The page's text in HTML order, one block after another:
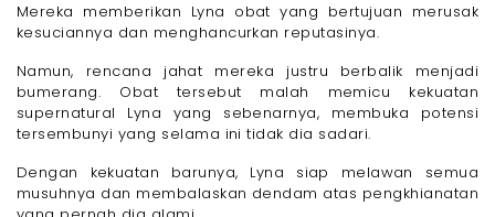
Mereka memberikan Lyna obat yang bertujuan merusak
kesuciannya dan menghancurkan reputasinya.
Namun, rencana jahat mereka justru berbalik menjadi
bumerang. Obat tersebut malah memicu kekuatan
supernatural Lyna yang sebenarnya, membuka potensi
tersembunyi yang selama ini tidak dia sadari.
Dengan kekuatan barunya, Lyna siap melawan semua
musuhnya dan membalaskan dendam atas pengkhianatan